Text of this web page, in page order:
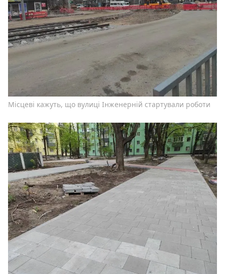
Місцеві кажуть, що вулиці Інженерній стартували роботи